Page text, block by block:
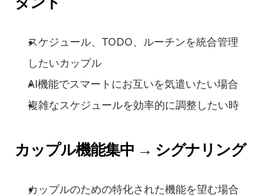
スケジュール、TODO、ルーチンを統合管理
したいカップル
AI機能でスマートにお互いを気遣いたい場合
複雑なスケジュールを効率的に調整したい時
カップル機能集中 → シグナリング
カップルのための特化された機能を望む場合